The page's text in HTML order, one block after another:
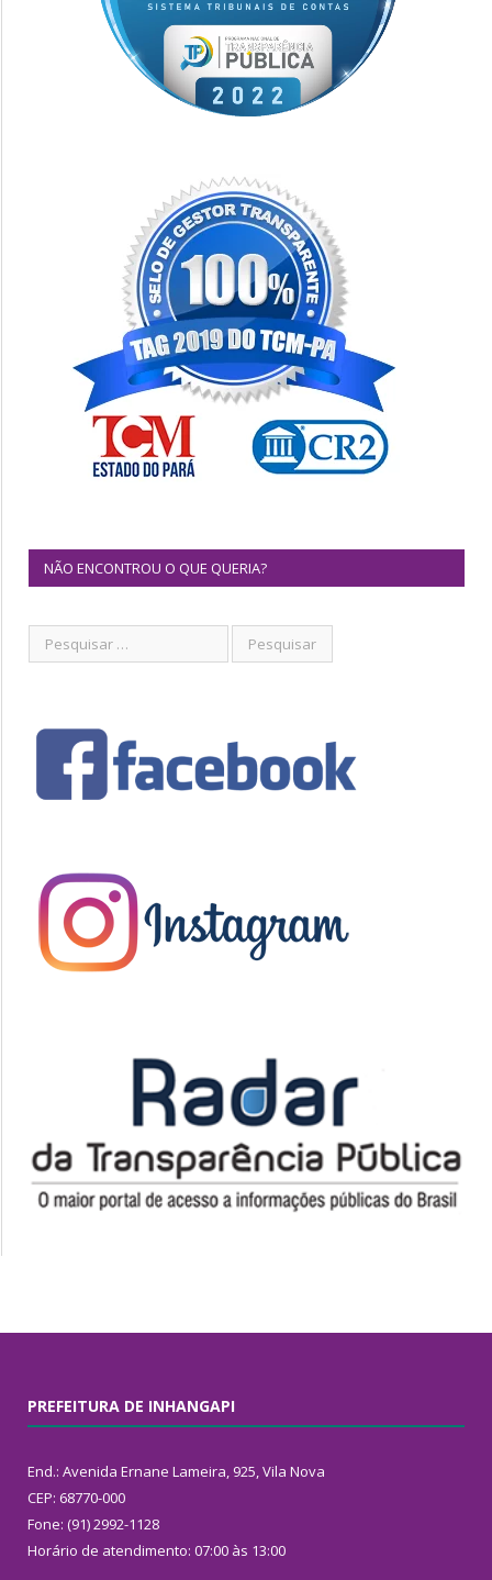
NÃO ENCONTROU O QUE QUERIA?
PREFEITURA DE INHANGAPI
End.: Avenida Ernane Lameira, 925, Vila Nova
CEP: 68770-000
Fone: (91) 2992-1128
Horário de atendimento: 07:00 às 13:00